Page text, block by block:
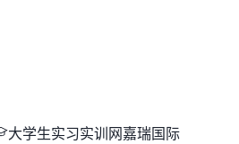
大学生实习实训网嘉瑞国际